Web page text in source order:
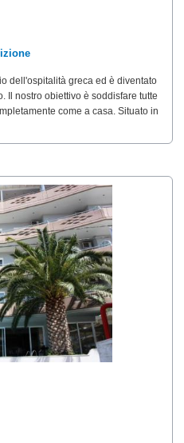
dell'ospitalità greca ed è diventato
Il nostro obiettivo è soddisfare tutte
come a casa. Situato in